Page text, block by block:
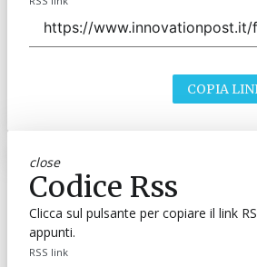
COPIA
close
Codice Rss
Clicca sul pulsante per copiare il link
appunti.
RSS link